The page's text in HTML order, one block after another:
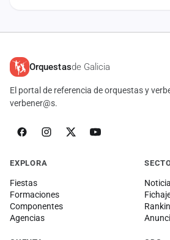
Orquestasde Galicia
El portal de referencia de orquestas y
verbener@s.
EXPLORA
Fiestas
Formaciones
Componentes
Agencias